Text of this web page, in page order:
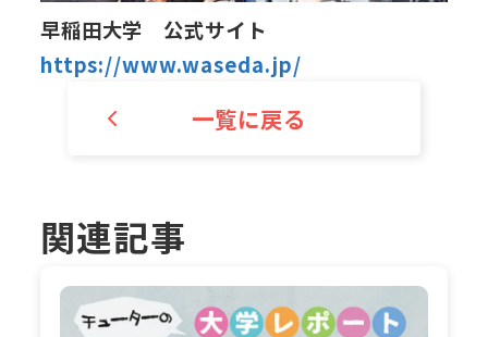
早稲田大学 公式サイト
https://www.waseda.jp/
一覧に戻る
関連記事